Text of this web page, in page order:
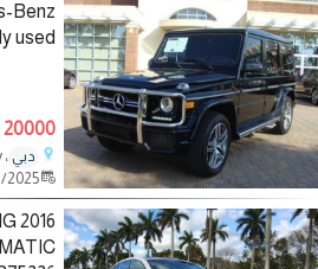
Benz
used
20000 درهم
دبي ، Dubai City
01/08/2025